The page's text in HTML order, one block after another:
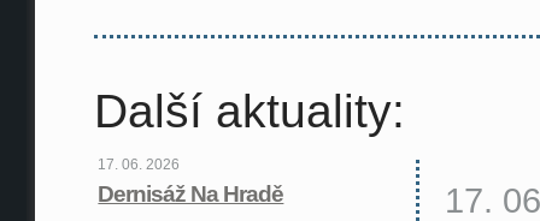
Další aktuality:
17. 06. 2026
Dernisáž Na Hradě 17.